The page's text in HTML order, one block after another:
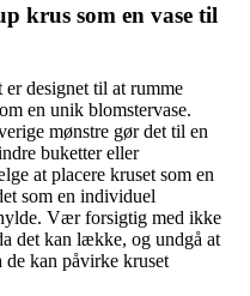
krus som en vase til
designet til at rumme
en unik blomstervase.
mønstre gør det til en
buketter eller
at placere kruset som en
som en individuel
Vær forsigtig med ikke
det kan lække, og undgå at
kan påvirke kruset